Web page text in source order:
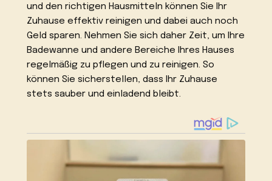
und den richtigen Hausmitteln können Sie Ihr
Zuhause effektiv reinigen und dabei auch noch
Geld sparen. Nehmen Sie sich daher Zeit, um Ihre
Badewanne und andere Bereiche Ihres Hauses
regelmäßig zu pflegen und zu reinigen. So
können Sie sicherstellen, dass Ihr Zuhause
stets sauber und einladend bleibt.